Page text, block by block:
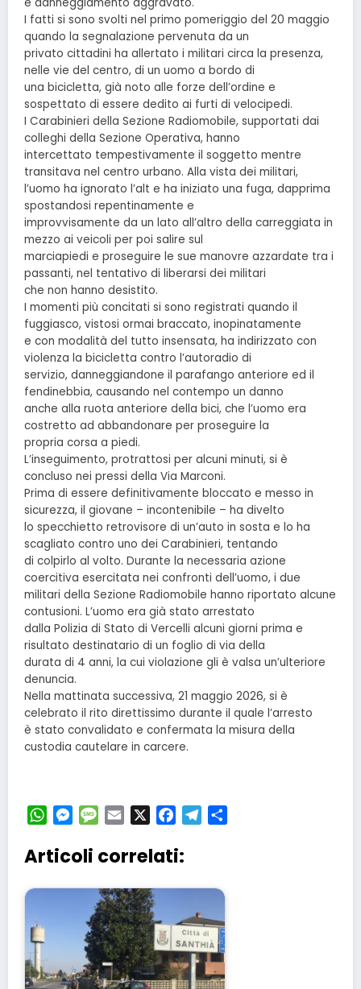
I fatti si sono svolti nel primo pomeriggio del 20 maggio
quando la segnalazione pervenuta da un
privato cittadini ha allertato i militari circa la presenza,
nelle vie del centro, di un uomo a bordo di
una bicicletta, già noto alle forze dell’ordine e
sospettato di essere dedito ai furti di velocipedi.
I Carabinieri della Sezione Radiomobile, supportati dai
colleghi della Sezione Operativa, hanno
intercettato tempestivamente il soggetto mentre
transitava nel centro urbano. Alla vista dei militari,
l’uomo ha ignorato l’alt e ha iniziato una fuga, dapprima
spostandosi repentinamente e
improvvisamente da un lato all’altro della carreggiata in
mezzo ai veicoli per poi salire sul
marciapiedi e proseguire le sue manovre azzardate tra i
passanti, nel tentativo di liberarsi dei militari
che non hanno desistito.
I momenti più concitati si sono registrati quando il
fuggiasco, vistosi ormai braccato, inopinatamente
e con modalità del tutto insensata, ha indirizzato con
violenza la bicicletta contro l’autoradio di
servizio, danneggiandone il parafango anteriore ed il
fendinebbia, causando nel contempo un danno
anche alla ruota anteriore della bici, che l’uomo era
costretto ad abbandonare per proseguire la
propria corsa a piedi.
L’inseguimento, protrattosi per alcuni minuti, si è
concluso nei pressi della Via Marconi.
Prima di essere definitivamente bloccato e messo in
sicurezza, il giovane – incontenibile – ha divelto
lo specchietto retrovisore di un’auto in sosta e lo ha
scagliato contro uno dei Carabinieri, tentando
di colpirlo al volto. Durante la necessaria azione
coercitiva esercitata nei confronti dell’uomo, i due
militari della Sezione Radiomobile hanno riportato alcune
contusioni. L’uomo era già stato arrestato
dalla Polizia di Stato di Vercelli alcuni giorni prima e
risultato destinatario di un foglio di via della
durata di 4 anni, la cui violazione gli è valsa un’ulteriore
denuncia.
Nella mattinata successiva, 21 maggio 2026, si è
celebrato il rito direttissimo durante il quale l’arresto
è stato convalidato e confermata la misura della
custodia cautelare in carcere.
WhatsApp
Messenger
Message
Email FacebookTelegram
Articoli correlati: